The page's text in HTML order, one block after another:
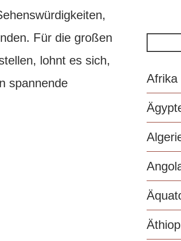
Für die großen
lohnt es sich,
spannende
Afrika